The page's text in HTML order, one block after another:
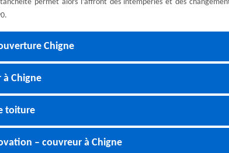
permet alors l’affront des intempéries et des
Chigne
à Chigne
toiture
– couvreur à Chigne